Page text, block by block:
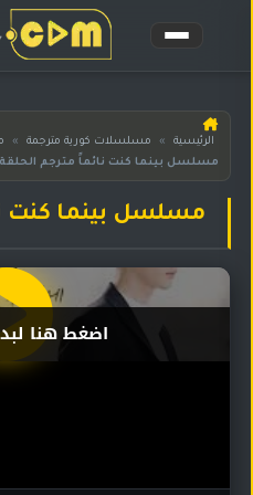
الرئيسية
مسلسلات
المترجمة
مسلسلات
مسلسلات
الرئيسية » مسلسلات كورية مترجمة »
مسلسل بينما كنت نائماً مترجم الحلقة 5
مسلسل بينما كنت
اضغط هنا